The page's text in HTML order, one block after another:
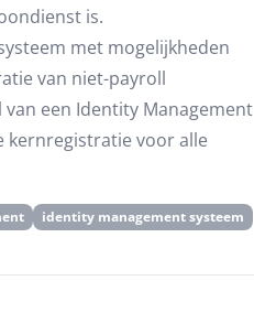
is.
met mogelijkheden
van niet-payroll
een Identity Management
kernregistratie voor alle
identity management systeem